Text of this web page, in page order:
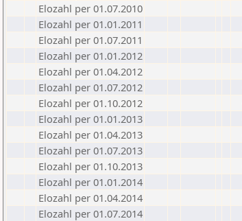
Elozahl per 01.07.2010
Elozahl per 01.01.2011
Elozahl per 01.07.2011
Elozahl per 01.01.2012
Elozahl per 01.04.2012
Elozahl per 01.07.2012
Elozahl per 01.10.2012
Elozahl per 01.01.2013
Elozahl per 01.04.2013
Elozahl per 01.07.2013
Elozahl per 01.10.2013
Elozahl per 01.01.2014
Elozahl per 01.04.2014
Elozahl per 01.07.2014